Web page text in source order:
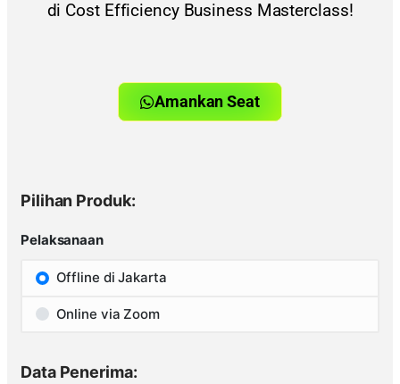
di Cost Efficiency Business Masterclass!
Amankan Seat
Pilihan Produk:
Pelaksanaan
Offline di Jakarta
Online via Zoom
Data Penerima: